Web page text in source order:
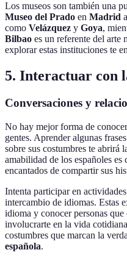
Los museos son también una
Museo del Prado en Madrid
como Velázquez y Goya,
Bilbao es un referente del arte
explorar estas instituciones te
5. Interactuar con
Conversaciones y
No hay mejor forma de
gentes. Aprender algunas
sobre sus costumbres te abrirá
amabilidad de los españoles es
encantados de compartir sus
Intenta participar en
intercambio de idiomas. Estas
idioma y conocer personas
involucrarte en la vida
costumbres que marcan la
española.